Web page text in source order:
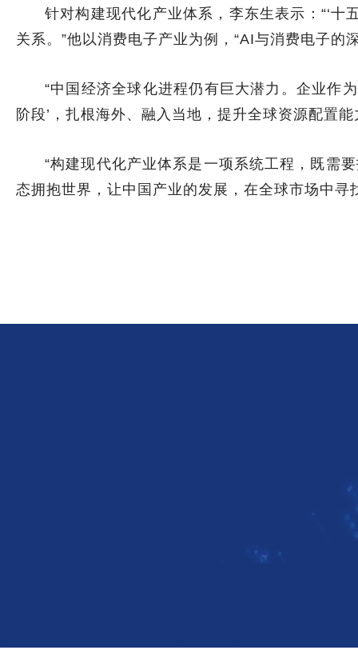
针对构建现代化产业体系，李东生表示：“‘
关系。”他以消费电子产业为例，“AI与消费电子
“中国经济全球化进程仍有巨大潜力。企业作
阶段’，扎根海外、融入当地，提升全球资源配置
“构建现代化产业体系是一项系统工程，既需
态拥抱世界，让中国产业的发展，在全球市场中